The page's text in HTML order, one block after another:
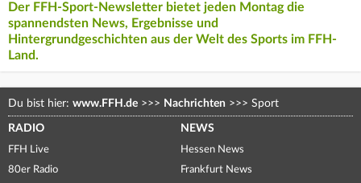
Der FFH-Sport-Newsletter bietet jeden Montag die
spannendsten News, Ergebnisse und
Hintergrundgeschichten aus der Welt des Sports im FFH-
Land.
Du bist hier: www.FFH.de >>> Nachrichten >>> Sport
RADIO
FFH Live
80er Radio
NEWS
Hessen News
Frankfurt News